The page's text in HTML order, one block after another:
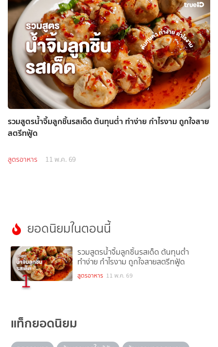
รวมสูตรน้ำจิ้มลูกชิ้นรสเด็ด ต้นทุนต่ำ ทำง่าย กำไรงาม ถูกใจสาย
สตรีทฟู้ด
สูตรอาหาร 11 พ.ค. 69
ยอดนิยมในตอนนี้
1
รวมสูตรน้ำจิ้มลูกชิ้นรสเด็ด ต้นทุนต่ำ
ทำง่าย กำไรงาม ถูกใจสายสตรีทฟู้ด
สูตรอาหาร 11 พ.ค. 69
แท็กยอดนิยม